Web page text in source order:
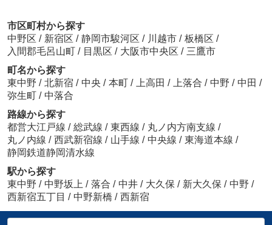
市区町村から探す
中野区 / 新宿区 / 静岡市駿河区 / 川越市 / 板橋区 /
入間郡毛呂山町 / 目黒区 / 大阪市中央区 / 三鷹市
町名から探す
東中野 / 北新宿 / 中央 / 本町 / 上高田 / 上落合 / 中野 / 中田 /
弥生町 / 中落合
路線から探す
都営大江戸線 / 総武線 / 東西線 / 丸ノ内方南支線 /
丸ノ内線 / 西武新宿線 / 山手線 / 中央線 / 東海道本線 /
静岡鉄道静岡清水線
駅から探す
東中野 / 中野坂上 / 落合 / 中井 / 大久保 / 新大久保 / 中野 /
西新宿五丁目 / 中野新橋 / 西新宿